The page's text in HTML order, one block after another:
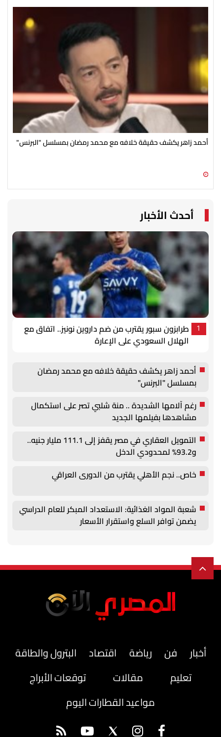
أحمد زاهر يكشف حقيقة خلافه مع محمد رمضان بمسلسل "البرنس"
أحدث الأخبار
1
طرابزون سبور يقترب من ضم داروين نونيز.. اتفاق مع
الهلال السعودي على الإعارة
أحمد زاهر يكشف حقيقة خلافه مع محمد رمضان
بمسلسل "البرنس"
رغم آلامها الشديدة .. منة شلبي تصر على استكمال
مشاهدها بفيلمها الجديد
التمويل العقاري في مصر يقفز إلى 111.1 مليار جنيه..
و93.2% لمحدودي الدخل
خاص.. نجم الأهلي يقترب من الدورى العراقي
شعبة المواد الغذائية: الاستعداد المبكر للعام الدراسي
يضمن توافر السلع واستقرار الأسعار
أخبار فن رياضة اقتصاد
البترول والطاقة
تعليم
مقالات
توقعات الأبراج
مواعيد القطارات اليوم